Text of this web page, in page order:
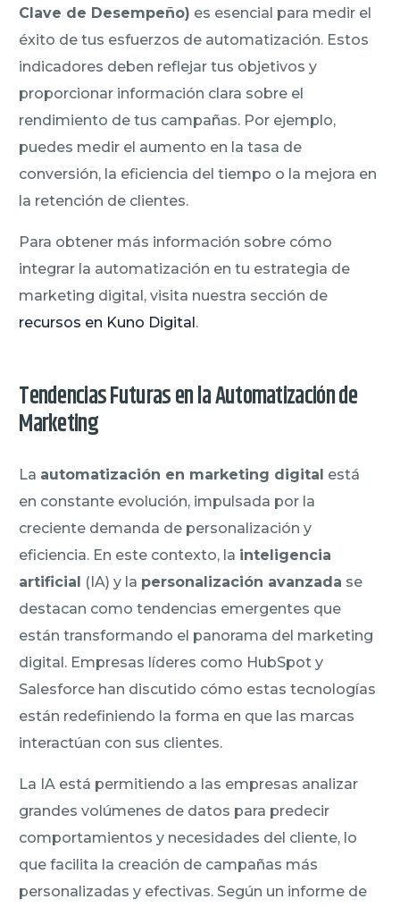
Clave de Desempeño) es esencial para medir el
éxito de tus esfuerzos de automatización. Estos
indicadores deben reflejar tus objetivos y
proporcionar información clara sobre el
rendimiento de tus campañas. Por ejemplo,
puedes medir el aumento en la tasa de
conversión, la eficiencia del tiempo o la mejora en
la retención de clientes.
Para obtener más información sobre cómo
integrar la automatización en tu estrategia de
marketing digital, visita nuestra sección de
recursos en Kuno Digital.
Tendencias Futuras en la Automatización de
Marketing
La automatización en marketing digital está
en constante evolución, impulsada por la
creciente demanda de personalización y
eficiencia. En este contexto, la inteligencia
artificial (IA) y la personalización avanzada se
destacan como tendencias emergentes que
están transformando el panorama del marketing
digital. Empresas líderes como HubSpot y
Salesforce han discutido cómo estas tecnologías
están redefiniendo la forma en que las marcas
interactúan con sus clientes.
La IA está permitiendo a las empresas analizar
grandes volúmenes de datos para predecir
comportamientos y necesidades del cliente, lo
que facilita la creación de campañas más
personalizadas y efectivas. Según un informe de